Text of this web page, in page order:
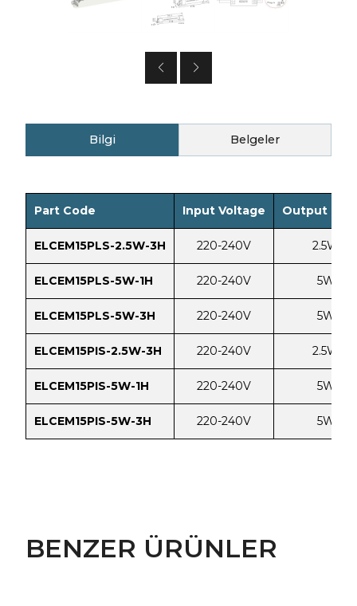
Bilgi Belgeler
Part Code Input Voltage Output
ELCEM15PLS-2.5W-3H 220-240V 2.5W
ELCEM15PLS-5W-1H 220-240V 5W
ELCEM15PLS-5W-3H 220-240V 5W
ELCEM15PIS-2.5W-3H 220-240V 2.5W
ELCEM15PIS-5W-1H 220-240V 5W
ELCEM15PIS-5W-3H 220-240V 5W
BENZER ÜRÜNLER